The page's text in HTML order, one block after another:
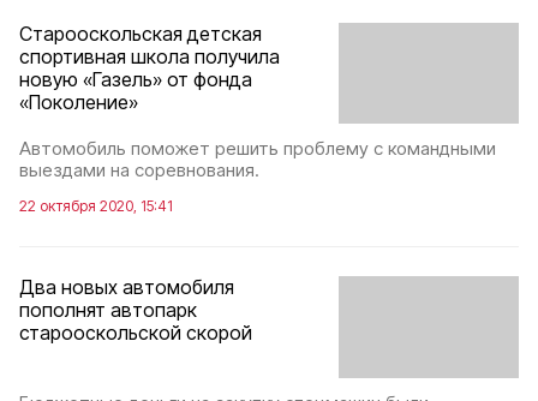
Старооскольская детская
спортивная школа получила
новую «Газель» от фонда
«Поколение»
Автомобиль поможет решить проблему с командными
выездами на соревнования.
22 октября 2020, 15:41
Два новых автомобиля
пополнят автопарк
старооскольской скорой